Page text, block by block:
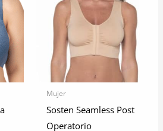
Mujer
Sosten Seamless Post
Operatorio